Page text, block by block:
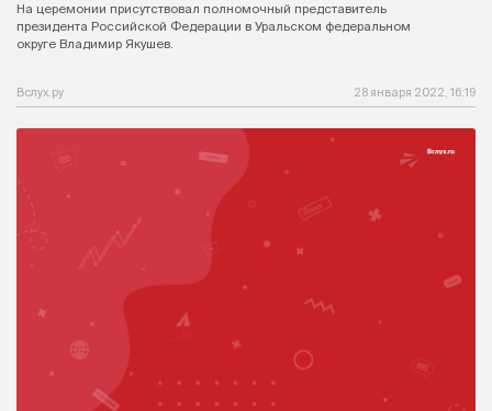
На церемонии присутствовал полномочный представитель
президента Российской Федерации в Уральском федеральном
округе Владимир Якушев.
Вслух.ру 28 января 2022, 16:19